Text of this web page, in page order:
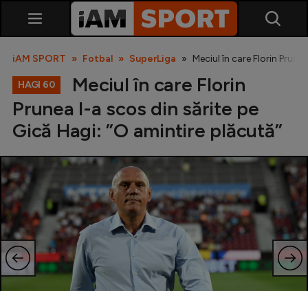
SuperLiga
Liga 2
Cupa României
Echipa Națională
U21
iAM SPORT Fotbal SuperLiga Meciul în care Florin
HAGI 60
Meciul în care Florin
Prunea l-a scos din sărite pe
Gică Hagi: ”O amintire plăcută”